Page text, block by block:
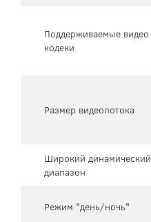
Поддерживаемые видео
кодеки
Размер видеопотока
Широкий динамический
диапазон
Режим "день/ночь"